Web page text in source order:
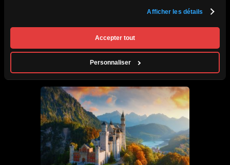
Afficher les détails
Accepter tout
Personnaliser